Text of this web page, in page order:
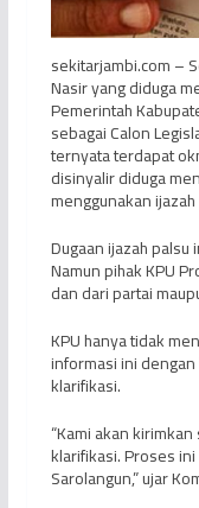
sekitarjambi.com –
Nasir yang diduga
Pemerintah
sebagai Calon
ternyata terdapat
disinyalir diduga
menggunakan
Dugaan ijazah palsu
Namun pihak KPU
dan dari partai
KPU hanya tidak
informasi ini
klarifikasi.
“Kami akan
klarifikasi. Proses
Sarolangun,” ujar